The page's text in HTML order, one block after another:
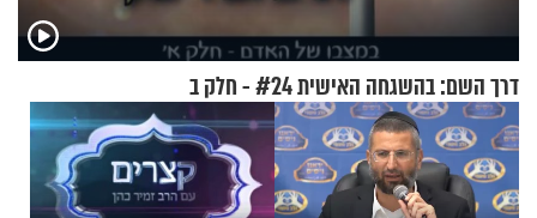
דרך השם: בהשגחה האישית #24 - חלק ב